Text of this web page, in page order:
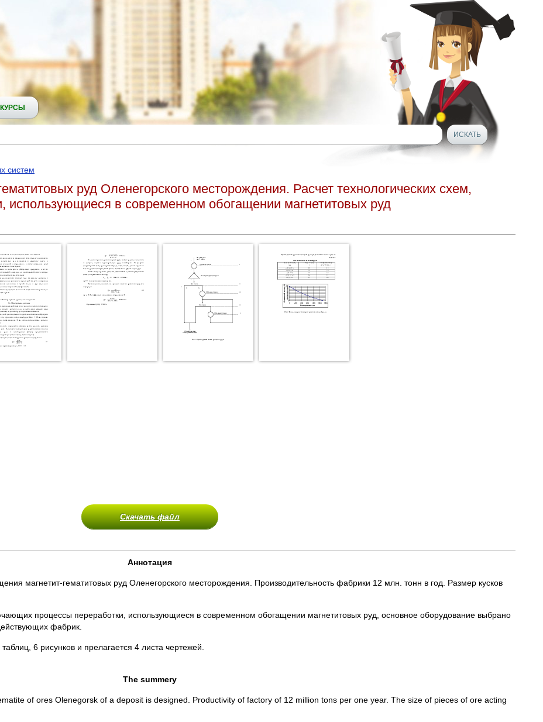
систем
руд Оленегорского месторождения. Расчет технологических схем,
в современном обогащении магнетитовых руд
Скачать файл
Аннотация
магнетит-гематитовых руд Оленегорского месторождения. Производительность фабрики 12 млн. тонн в год. Размер кусков
процессы переработки, использующиеся в современном обогащении магнетитовых руд, основное оборудование выбрано
фабрик.
6 рисунков и прелагается 4 листа чертежей.
The summery
of ores Olenegorsk of a deposit is designed. Productivity of factory of 12 million tons per one year. The size of pieces of ore acting